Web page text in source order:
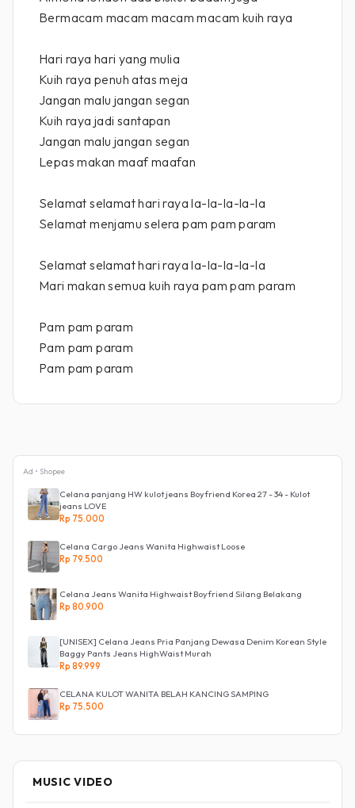
Bermacam macam macam macam kuih raya
Hari raya hari yang mulia
Kuih raya penuh atas meja
Jangan malu jangan segan
Kuih raya jadi santapan
Jangan malu jangan segan
Lepas makan maaf maafan
Selamat selamat hari raya la-la-la-la-la
Selamat menjamu selera pam pam param
Selamat selamat hari raya la-la-la-la-la
Mari makan semua kuih raya pam pam param
Pam pam param
Pam pam param
Pam pam param
Ad • Shopee
Celana panjang HW kulot jeans Boyfriend Korea 27 - 34 - Kulot
jeans LOVE
Rp 75.000
Celana Cargo Jeans Wanita Highwaist Loose
Rp 79.500
Celana Jeans Wanita Highwaist Boyfriend Silang Belakang
Rp 80.900
[UNISEX] Celana Jeans Pria Panjang Dewasa Denim Korean Style
Baggy Pants Jeans HighWaist Murah
Rp 89.999
CELANA KULOT WANITA BELAH KANCING SAMPING
Rp 75.500
MUSIC VIDEO